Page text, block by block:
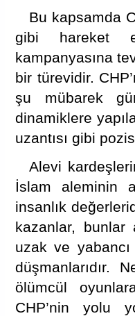
Bu kapsamda
gibi hareket
kampanyasına
bir türevidir.
şu mübarek
dinamiklere
uzantısı gibi
Alevi
İslam aleminin
insanlık
kazanlar, bunlar
uzak ve
düşmanlarıdır.
ölümcül
CHP’nin yolu